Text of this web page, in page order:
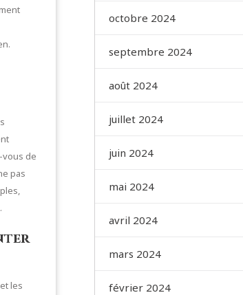
vous de
pas
les
octobre 2024
septembre 2024
août 2024
juillet 2024
juin 2024
mai 2024
avril 2024
mars 2024
février 2024